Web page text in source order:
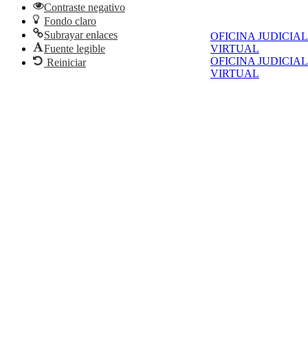
OFICINA JUDICIAL
VIRTUAL
OFICINA JUDICIAL
VIRTUAL
Contraste negativo
Fondo claro
Subrayar enlaces
Fuente legible
Reiniciar